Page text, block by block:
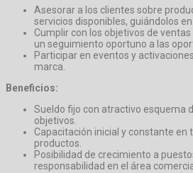
Asesorar a los clientes sobre
servicios disponibles, guiándolos
Cumplir con los objetivos de
un seguimiento oportuno a las
Participar en eventos y
marca.
Beneficios:
Sueldo fijo con atractivo esquema
objetivos.
Capacitación inicial y constante en
productos.
Posibilidad de crecimiento a
responsabilidad en el área